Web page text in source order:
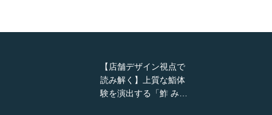
【店舗デザイン視点で
読み解く】上質な鮨体
験を演出する「鮓 み…